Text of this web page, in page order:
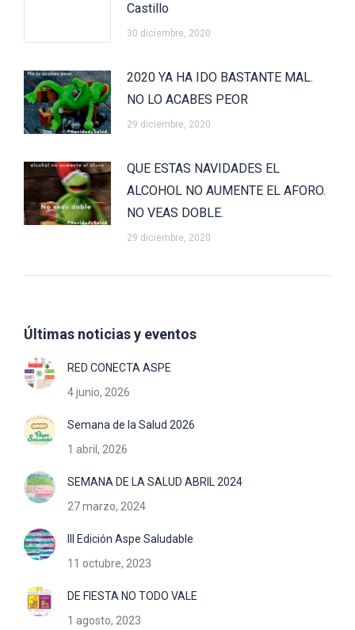
Castillo
30 diciembre, 2020
2020 YA HA IDO BASTANTE MAL.
NO LO ACABES PEOR
29 diciembre, 2020
QUE ESTAS NAVIDADES EL
ALCOHOL NO AUMENTE EL AFORO.
NO VEAS DOBLE.
29 diciembre, 2020
Últimas noticias y eventos
RED CONECTA ASPE
4 junio, 2026
Semana de la Salud 2026
1 abril, 2026
SEMANA DE LA SALUD ABRIL 2024
27 marzo, 2024
III Edición Aspe Saludable
11 octubre, 2023
DE FIESTA NO TODO VALE
1 agosto, 2023